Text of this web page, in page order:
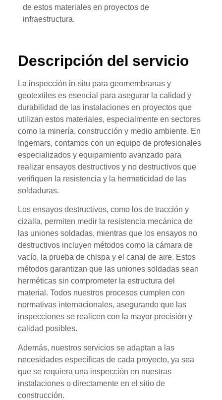
de estos materiales en proyectos de
infraestructura.
Descripción del servicio
La inspección in-situ para geomembranas y
geotextiles es esencial para asegurar la calidad y
durabilidad de las instalaciones en proyectos que
utilizan estos materiales, especialmente en sectores
como la minería, construcción y medio ambiente. En
Ingemars, contamos con un equipo de profesionales
especializados y equipamiento avanzado para
realizar ensayos destructivos y no destructivos que
verifiquen la resistencia y la hermeticidad de las
soldaduras.
Los ensayos destructivos, como los de tracción y
cizalla, permiten medir la resistencia mecánica de
las uniones soldadas, mientras que los ensayos no
destructivos incluyen métodos como la cámara de
vacío, la prueba de chispa y el canal de aire. Estos
métodos garantizan que las uniones soldadas sean
herméticas sin comprometer la estructura del
material. Todos nuestros procesos cumplen con
normativas internacionales, asegurando que las
inspecciones se realicen con la mayor precisión y
calidad posibles.
Además, nuestros servicios se adaptan a las
necesidades específicas de cada proyecto, ya sea
que se requiera una inspección en nuestras
instalaciones o directamente en el sitio de
construcción.